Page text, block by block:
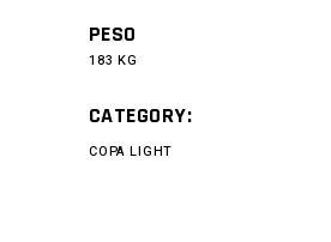
PESO
183 KG
CATEGORY:
COPA LIGHT